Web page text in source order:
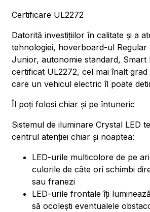
Certificare UL2272
Datorită investițiilor în calitate și a
tehnologiei, hoverboard-ul Regular
Junior, autonomie standard, Smart
certificat UL2272, cel mai înalt
care un vehicul electric îl poate
Îl poți folosi chiar și pe întuneric
Sistemul de iluminare Crystal LED
centrul atenției chiar și noaptea:
LED-urile multicolore de pe
culorile de câte ori schimbi
sau franezi
LED-urile frontale îți
să ocolești eventualele